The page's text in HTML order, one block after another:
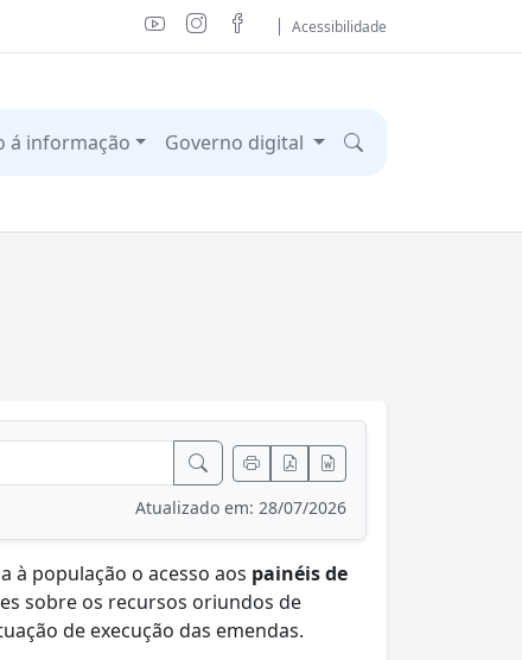
Acessibilidade
á informação Governo digital
Atualizado em: 28/07/2026
à população o acesso aos painéis de
sobre os recursos oriundos de
de execução das emendas.